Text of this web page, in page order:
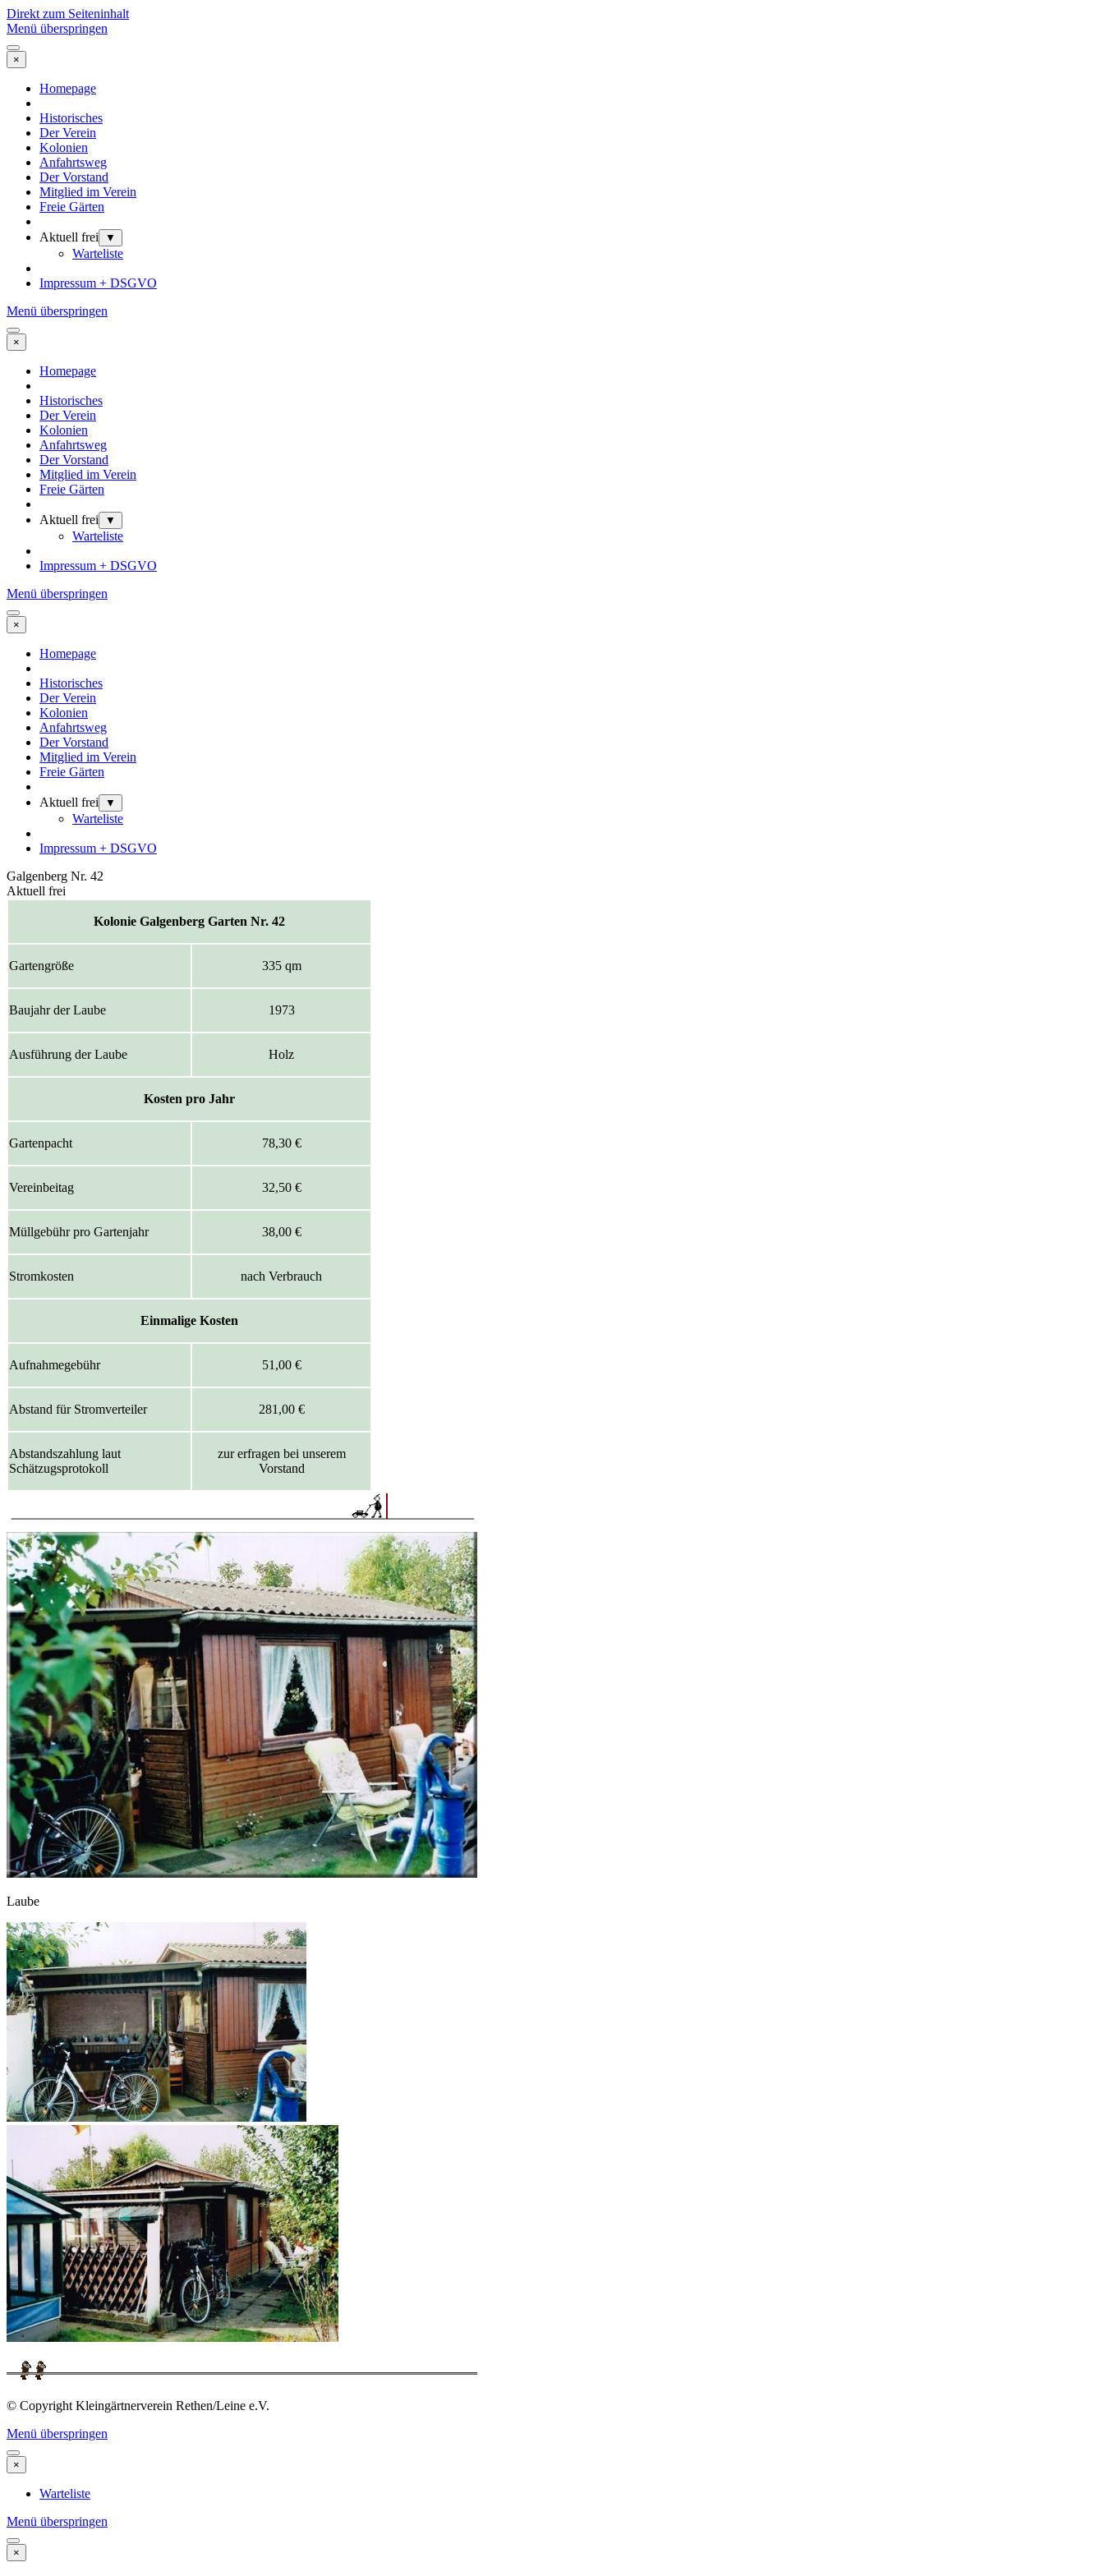
Direkt zum Seiteninhalt
Menü überspringen
×
Homepage
Historisches
Der Verein
Kolonien
Anfahrtsweg
Der Vorstand
Mitglied im Verein
Freie Gärten
Aktuell frei ▼
Warteliste
Impressum + DSGVO
Menü überspringen
×
Homepage
Historisches
Der Verein
Kolonien
Anfahrtsweg
Der Vorstand
Mitglied im Verein
Freie Gärten
Aktuell frei ▼
Warteliste
Impressum + DSGVO
Menü überspringen
×
Homepage
Historisches
Der Verein
Kolonien
Anfahrtsweg
Der Vorstand
Mitglied im Verein
Freie Gärten
Aktuell frei ▼
Warteliste
Impressum + DSGVO
Galgenberg Nr. 42
Aktuell frei
Kolonie Galgenberg Garten Nr. 42
Gartengröße 335 qm
Baujahr der Laube 1973
Ausführung der Laube Holz
Kosten pro Jahr
Gartenpacht 78,30 €
Vereinbeitag 32,50 €
Müllgebühr pro Gartenjahr 38,00 €
Stromkosten nach Verbrauch
Einmalige Kosten
Aufnahmegebühr 51,00 €
Abstand für Stromverteiler 281,00 €
Abstandszahlung laut
Schätzugsprotokoll
zur erfragen bei unserem
Vorstand
Laube
© Copyright Kleingärtnerverein Rethen/Leine e.V.
Menü überspringen
×
Warteliste
Menü überspringen
×